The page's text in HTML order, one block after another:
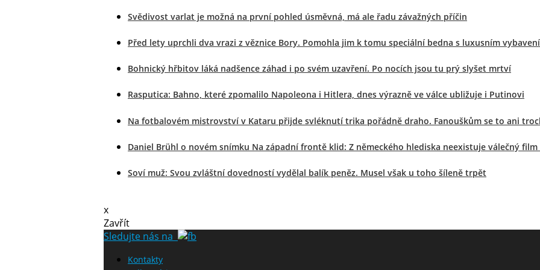
Svědivost varlat je možná na první pohled úsměvná, má ale řadu závažných příčin
Před lety uprchli dva vrazi z věznice Bory. Pomohla jim k tomu speciální bedna s luxusním
Bohnický hřbitov láká nadšence záhad i po svém uzavření. Po nocích jsou tu prý slyšet mrtví
Rasputica: Bahno, které zpomalilo Napoleona i Hitlera, dnes výrazně ve válce ubližuje i Putinovi
Na fotbalovém mistrovství v Kataru přijde svléknutí trika pořádně draho. Fanouškům se to ani
Daniel Brühl o novém snímku Na západní frontě klid: Z německého hlediska neexistuje válečný
Soví muž: Svou zvláštní dovedností vydělal balík peněz. Musel však u toho šíleně trpět
x
Zavřít
Sledujte nás na
Kontakty